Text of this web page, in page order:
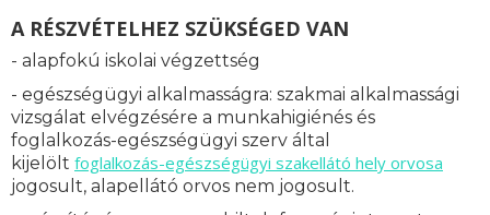
A RÉSZVÉTELHEZ SZÜKSÉGED VAN
- alapfokú iskolai végzettség
- egészségügyi alkalmasságra: szakmai alkalmassági
vizsgálat elvégzésére a munkahigiénés és
foglalkozás-egészségügyi szerv által
kijelölt foglalkozás-egészségügyi szakellátó hely orvosa
jogosult, alapellátó orvos nem jogosult.